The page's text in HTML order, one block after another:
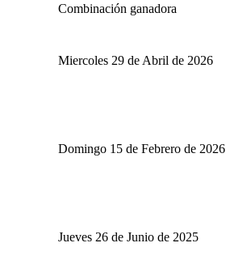
Combinación ganadora
Miercoles 29 de Abril de 2026
Domingo 15 de Febrero de 2026
Jueves 26 de Junio de 2025